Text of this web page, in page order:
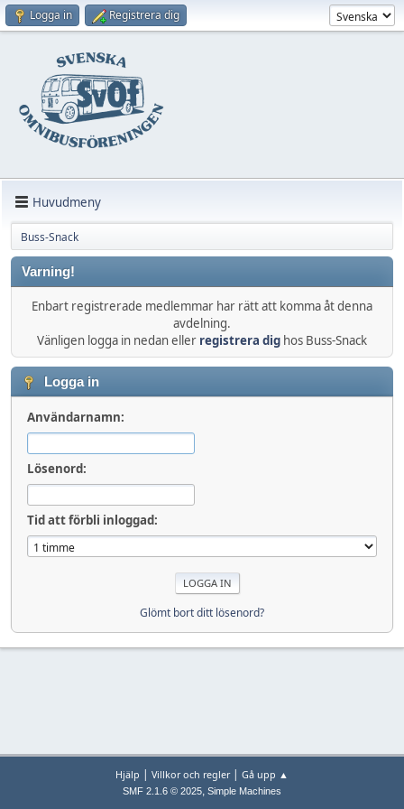
Logga in Registrera dig
Huvudmeny
Buss-Snack
Varning!
Enbart registrerade medlemmar har rätt att komma åt denna
avdelning.
Vänligen logga in nedan eller registrera dig hos Buss-Snack
Logga in
Användarnamn:
Lösenord:
Tid att förbli inloggad:
Glömt bort ditt lösenord?
Hjälp | Villkor och regler| Gå upp ▲
SMF 2.1.6 © 2025, Simple Machines